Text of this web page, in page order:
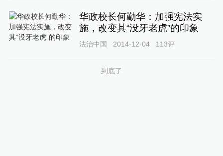
华政校长何勤华：加强宪法实
施，改变其“没牙老虎”的印象
法治中国 2014-12-04 113评
到底了